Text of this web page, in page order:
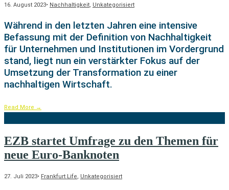
16. August 2023• Nachhaltigkeit, Unkategorisiert
Während in den letzten Jahren eine intensive
Befassung mit der Definition von Nachhaltigkeit
für Unternehmen und Institutionen im Vordergrund
stand, liegt nun ein verstärkter Fokus auf der
Umsetzung der Transformation zu einer
nachhaltigen Wirtschaft.
Read More →
EZB startet Umfrage zu den Themen für
neue Euro-Banknoten
27. Juli 2023• Frankfurt Life, Unkategorisiert